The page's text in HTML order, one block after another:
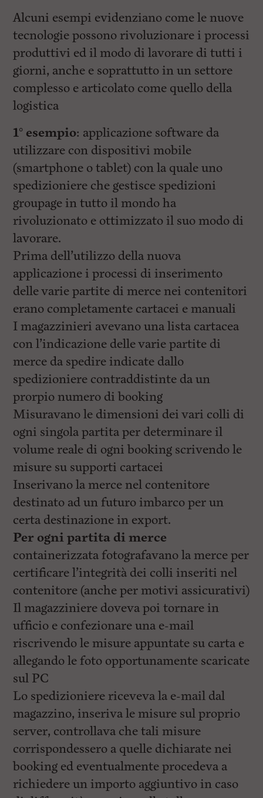
Alcuni esempi evidenziano come le nuove
tecnologie possono rivoluzionare i processi
produttivi ed il modo di lavorare di tutti i
giorni, anche e soprattutto in un settore
complesso e articolato come quello della
logistica
1° esempio: applicazione software da
utilizzare con dispositivi mobile
(smartphone o tablet) con la quale uno
spedizioniere che gestisce spedizioni
groupage in tutto il mondo ha
rivoluzionato e ottimizzato il suo modo di
lavorare.
Prima dell’utilizzo della nuova
applicazione i processi di inserimento
delle varie partite di merce nei contenitori
erano completamente cartacei e manuali
I magazzinieri avevano una lista cartacea
con l’indicazione delle varie partite di
merce da spedire indicate dallo
spedizioniere contraddistinte da un
prorpio numero di booking
Misuravano le dimensioni dei vari colli di
ogni singola partita per determinare il
volume reale di ogni booking scrivendo le
misure su supporti cartacei
Inserivano la merce nel contenitore
destinato ad un futuro imbarco per un
certa destinazione in export.
Per ogni partita di merce
containerizzata fotografavano la merce per
certificare l’integrità dei colli inseriti nel
contenitore (anche per motivi assicurativi)
Il magazziniere doveva poi tornare in
ufficio e confezionare una e-mail
riscrivendo le misure appuntate su carta e
allegando le foto opportunamente scaricate
sul PC
Lo spedizioniere riceveva la e-mail dal
magazzino, inseriva le misure sul proprio
server, controllava che tali misure
corrispondessero a quelle dichiarate nei
booking ed eventualmente procedeva a
richiedere un importo aggiuntivo in caso